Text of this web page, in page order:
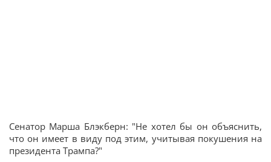
Сенатор Марша Блэкберн: "Не хотел бы он объяснить,
что он имеет в виду под этим, учитывая покушения на
президента Трампа?"